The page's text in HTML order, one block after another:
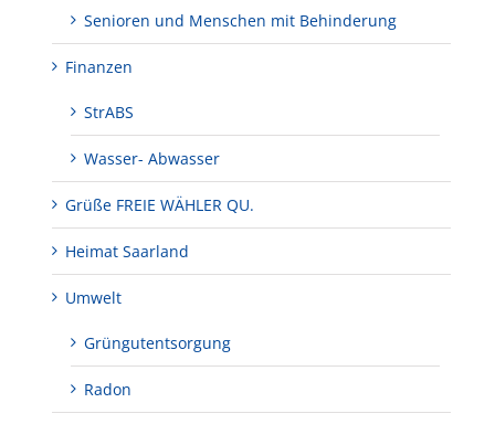
Senioren und Menschen mit Behinderung
Finanzen
StrABS
Wasser- Abwasser
Grüße FREIE WÄHLER QU.
Heimat Saarland
Umwelt
Grüngutentsorgung
Radon